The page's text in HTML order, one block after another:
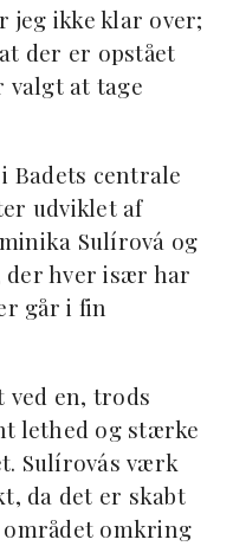
jeg ikke klar over;
der er opstået
valgt at tage
Badets centrale
udviklet af
Sulírová og
der hver især har
går i fin
ved en, trods
lethed og stærke
Sulírovás værk
da det er skabt
omkring